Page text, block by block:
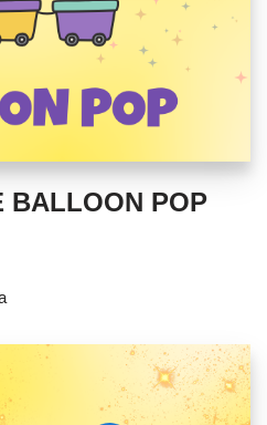
BALLOON POP